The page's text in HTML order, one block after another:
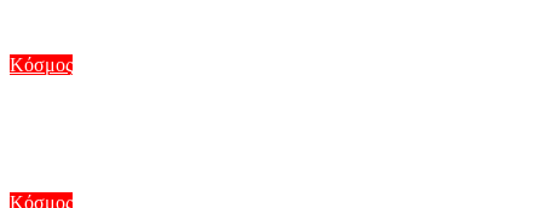
Κόσμος
Κόσμος